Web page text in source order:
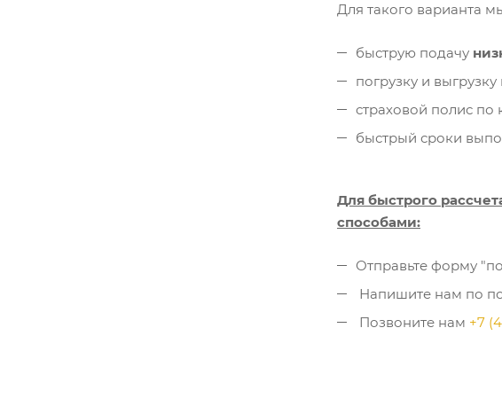
Для такого варианта
быструю подачу
погрузку и
страховой полис по
быстрый сроки
Для быстрого
способами:
Отправьте форму
Напишите нам по
Позвоните нам +7